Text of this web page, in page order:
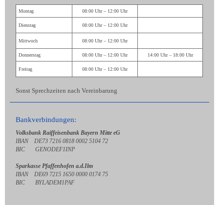
Montag 08:00 Uhr – 12:00 Uhr
Dienstag 08:00 Uhr – 12:00 Uhr
Mittwoch 08:00 Uhr – 12:00 Uhr
Donnerstag 08:00 Uhr – 12:00 Uhr 14:00 Uhr – 18:00 Uhr
Freitag 08:00 Uhr – 12:00 Uhr
Sonst Sprechzeiten nach Vereinbarung
Bankverbindungen:
Volksbank Raiffeisenbank Bayern Mitte eG
IBAN DE73 7216 0818 0002 5104 72
BIC GENODEF1INP
Sparkasse Pfaffenhofen a.d.Ilm
IBAN DE69 7215 1650 0000 0174 75
BIC BYLADEM1PAF